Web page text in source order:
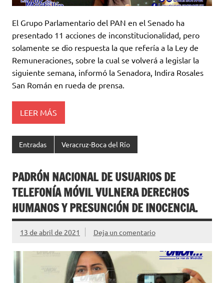
El Grupo Parlamentario del PAN en el Senado ha
presentado 11 acciones de inconstitucionalidad, pero
solamente se dio respuesta la que refería a la Ley de
Remuneraciones, sobre la cual se volverá a legislar la
siguiente semana, informó la Senadora, Indira Rosales
San Román en rueda de prensa.
LEER MÁS
Entradas Veracruz-Boca del Río
PADRÓN NACIONAL DE USUARIOS DE
TELEFONÍA MÓVIL VULNERA DERECHOS
HUMANOS Y PRESUNCIÓN DE INOCENCIA.
13 de abril de 2021 Deja un comentario